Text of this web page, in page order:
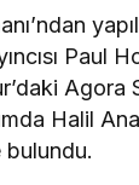
Paul
Agora
Halil
bulundu.